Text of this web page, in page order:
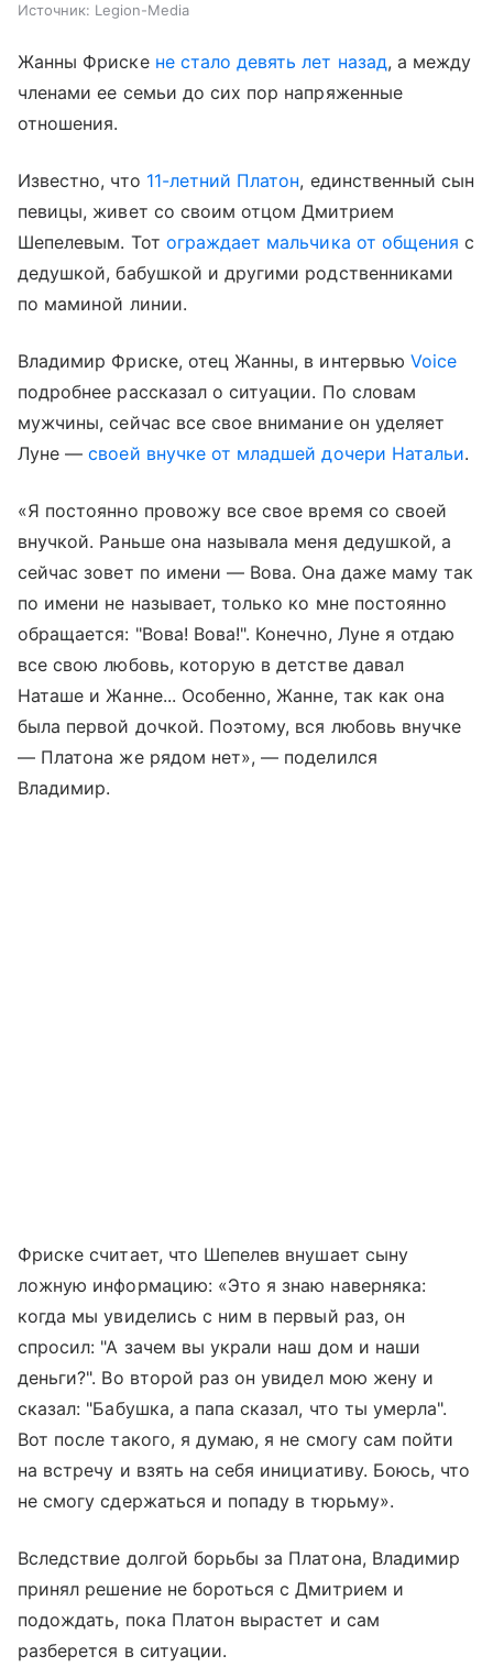
Источник: Legion-Media
Жанны Фриске не стало девять лет назад, а между
членами ее семьи до сих пор напряженные
отношения.
Известно, что 11-летний Платон, единственный сын
певицы, живет со своим отцом Дмитрием
Шепелевым. Тот ограждает мальчика от общения с
дедушкой, бабушкой и другими родственниками
по маминой линии.
Владимир Фриске, отец Жанны, в интервью Voice
подробнее рассказал о ситуации. По словам
мужчины, сейчас все свое внимание он уделяет
Луне —своей внучке от младшей дочери Натальи.
«Я постоянно провожу все свое время со своей
внучкой. Раньше она называла меня дедушкой, а
сейчас зовет по имени — Вова. Она даже маму так
по имени не называет, только ко мне постоянно
обращается: "Вова! Вова!". Конечно, Луне я отдаю
все свою любовь, которую в детстве давал
Наташе и Жанне... Особенно, Жанне, так как она
была первой дочкой. Поэтому, вся любовь внучке
— Платона же рядом нет», — поделился
Владимир.
Фриске считает, что Шепелев внушает сыну
ложную информацию: «Это я знаю наверняка:
когда мы увиделись с ним в первый раз, он
спросил: "А зачем вы украли наш дом и наши
деньги?". Во второй раз он увидел мою жену и
сказал: "Бабушка, а папа сказал, что ты умерла".
Вот после такого, я думаю, я не смогу сам пойти
на встречу и взять на себя инициативу. Боюсь, что
не смогу сдержаться и попаду в тюрьму».
Вследствие долгой борьбы за Платона, Владимир
принял решение не бороться с Дмитрием и
подождать, пока Платон вырастет и сам
разберется в ситуации.